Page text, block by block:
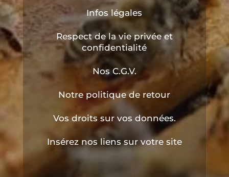
Infos légales
Respect de la vie privée et
confidentialité
Nos C.G.V.
Notre politique de retour
Vos droits sur vos données.
Insérez nos liens sur votre site